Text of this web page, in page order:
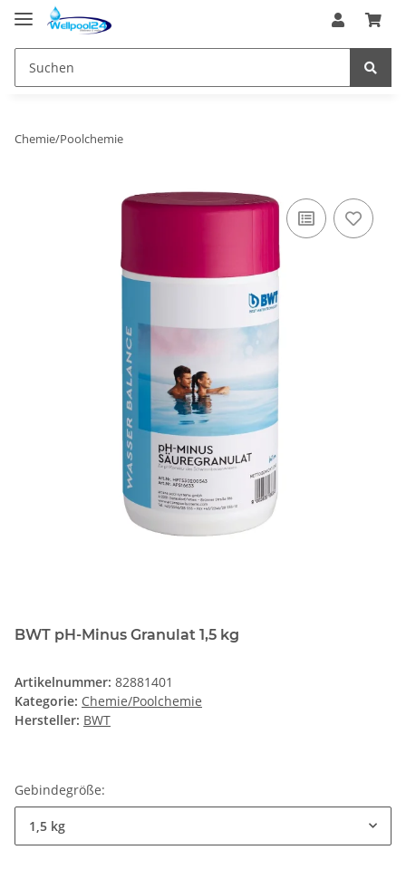
Chemie/Poolchemie
BWT pH-Minus Granulat 1,5 kg
Artikelnummer: 82881401
Kategorie: Chemie/Poolchemie
Hersteller: BWT
Gebindegröße:
1,5 kg